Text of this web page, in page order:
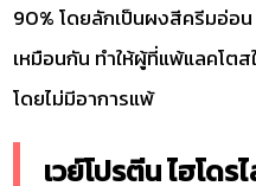
90% โดยลักเป็นผงสีครีมอ่อ
เหมือนกัน ทำให้ผู้ที่แพ้แลคโต
โดยไม่มีอาการแพ้
เวย์โปรตีน ไฮโด